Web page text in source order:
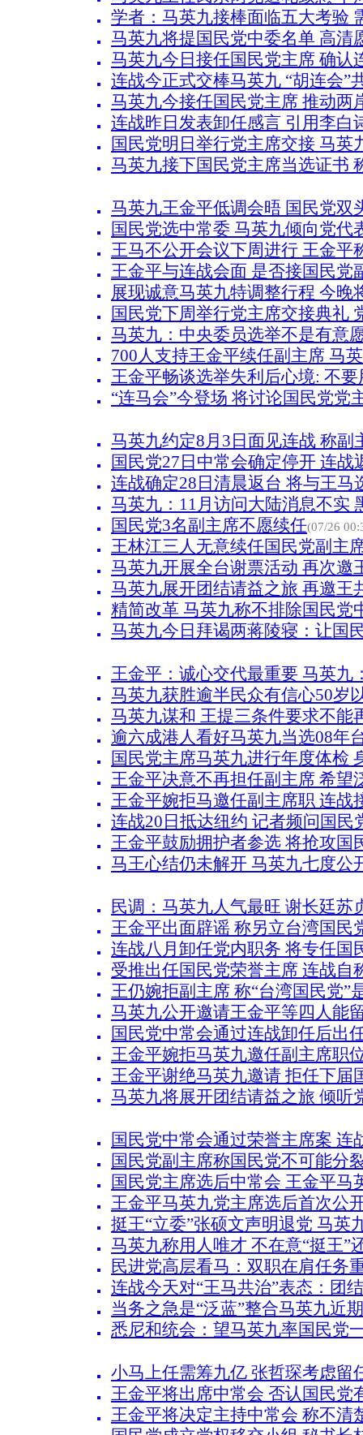
学者：马英九接棒面临五大考验
马英九将提国民党中委名单 高清
马英九今日接任国民党主席 确认
连战今正式交棒马英九 “胡连会”
马英九今接任国民党主席 推动两
连战昨日发表卸任感言 引用李白
国民党明日举行党主席交接 马英
马英九接下国民党主席当选证书
马英九王金平低调会晤 国民党双
国民党选中常委 马英九倾向党代
王马不公开会议下周进行 王金平
王金平与连战会面 是否接国民党
展现诚意马英九特调整行程 今晚
国民党下周举行党主席交接典礼
马英九：中央委员选举不是有意
700人支持王金平续任副主席 马
王金平畅谈选举失利后心境: 不
“连马会”今登场 将讨论国民党党
马英九约定8月3日面见连战 称副
国民党27日中常会确定停开 连战
连战确定28日清晨返台 将与王马
马英九：11月访问大陆消息不实
国民党3名副主席不愿续任(07/26
王林江三人无意续任国民党副主
马英九开展全台谢票活动 再次邀
马英九展开团结请益之旅 再邀王
精简改革 马英九称不排除国民党
马英九今日拜谒两蒋陵寝：让国
王金平：诚心交代最重要 马英九
马英九获胜逾半民众有信心50岁
马英九谋和 王提三条件要求不能
逾六成港人看好马英九当选08年
国民党主席马英九进行年度体检
王金平决意不再担任副主席 希望
王金平婉拒马邀任副主席职 连战
连战20日抵达纽约 记者频问国民
王金平鼓励拥护者参选 将抢攻国
马王心结仍未解开 马英九七度公
民调：马英九人气最旺 谢长廷苏
王金平出面辟谣 称另立台湾国民
连战八月卸任党内职务 将专任国
受推出任国民党荣誉主席 连战自
王仍婉拒副主席 称“台湾国民党”
马英九公开邀请王金平等四人能
国民党中常会通过连战卸任后出
王金平婉拒马英九邀任副主席职
王金平谢绝马英九邀请 拒任下届
马英九将展开团结请益之旅 倾听
国民党中常会通过荣誉主席案 连
国民党副主席称国民党不可能分
国民党主席选后中常会 王金平马
王金平马英九党主席选后首次公
挺王“立委”张硕文声明退党 马英
马英九称用人唯才 不在意“挺王”
民进党高层看马：双职在肩任务
连战今天对“王马共治”表态：团
当务之急是“泛蓝”整合马英九近
悉尼和统会：望马英九率国民党
小马上任需筹九亿 张哲琛考虑留
王金平将出席中常会 否认国民党
王金平将决定主持中常会 称不清